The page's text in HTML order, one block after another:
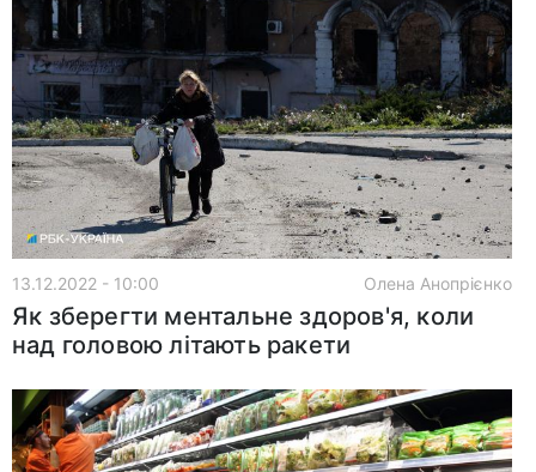
13.12.2022 - 10:00 Олена Анопрієнко
Як зберегти ментальне здоров'я, коли
над головою літають ракети